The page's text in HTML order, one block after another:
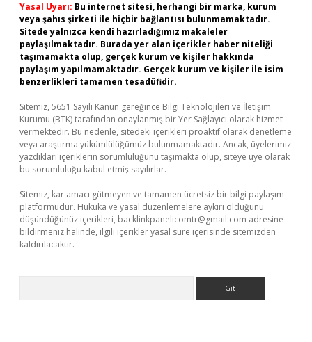
Yasal Uyarı: Bu internet sitesi, herhangi bir marka, kurum
veya şahıs şirketi ile hiçbir bağlantısı bulunmamaktadır.
Sitede yalnızca kendi hazırladığımız makaleler
paylaşılmaktadır. Burada yer alan içerikler haber niteliği
taşımamakta olup, gerçek kurum ve kişiler hakkında
paylaşım yapılmamaktadır. Gerçek kurum ve kişiler ile isim
benzerlikleri tamamen tesadüfidir.
Sitemiz, 5651 Sayılı Kanun gereğince Bilgi Teknolojileri ve İletişim
Kurumu (BTK) tarafından onaylanmış bir Yer Sağlayıcı olarak hizmet
vermektedir. Bu nedenle, sitedeki içerikleri proaktif olarak denetleme
veya araştırma yükümlülüğümüz bulunmamaktadır. Ancak, üyelerimiz
yazdıkları içeriklerin sorumluluğunu taşımakta olup, siteye üye olarak
bu sorumluluğu kabul etmiş sayılırlar.
Sitemiz, kar amacı gütmeyen ve tamamen ücretsiz bir bilgi paylaşım
platformudur. Hukuka ve yasal düzenlemelere aykırı olduğunu
düşündüğünüz içerikleri, backlinkpanelicomtr@gmail.com adresine
bildirmeniz halinde, ilgili içerikler yasal süre içerisinde sitemizden
kaldırılacaktır.